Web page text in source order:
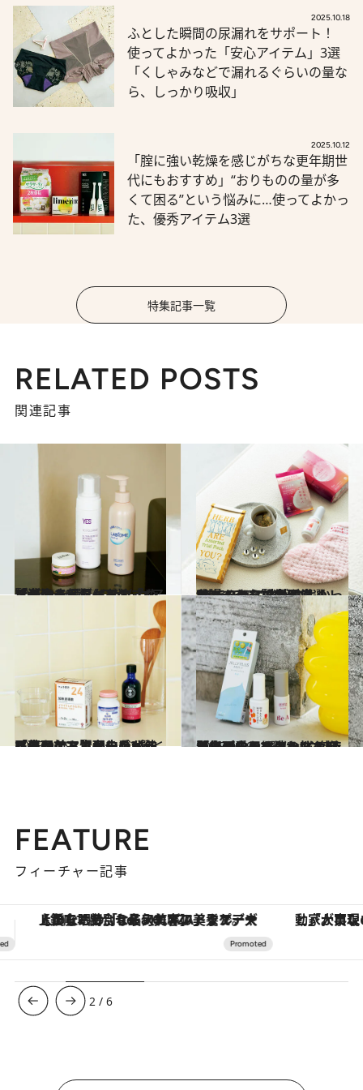
2025.10.18
ふとした瞬間の尿漏れをサポート！
使ってよかった「安心アイテム」3選
「くしゃみなどで漏れるぐらいの量な
ら、しっかり吸収」
2025.10.12
「腟に強い乾燥を感じがちな更年期世
代にもおすすめ」“おりものの量が多
くて困る”という悩みに…使ってよかっ
た、優秀アイテム3選
特集記事一覧
RELATED POSTS
関連記事
2025.9.26
デリケートゾーンの「ムズがゆさ」をケア！ 「洗浄＆保湿」おすすめアイテム3選《フェムケア賢者のベストバイ》
ビューティ＆ヘルス 2025.9.25
我慢できない生理痛・PMSのつらさが和らぐ…フェムケア賢者が厳選！ “使ってみて本当によかったアイテム”5選
ビューティ＆ヘルス
2025.9.19
「生理前・生理中のイライラをなんとかしたい」フェムケア賢者の手が伸びるベストアイテム3選＜医薬品・マッサージオイルほか…＞
ビューティ＆ヘルス 2025.9.19
「生理中の経血のにおいが気になる」フェムケア賢者が愛用するお悩み解消アイテム3選 “トイレ使用後のにおい消し”に使えるスプレーも
ビューティ＆ヘルス
FEATURE
フィーチャー記事
「大事なのは地域の意識を変えること」。ロレックス賞受賞の自然保護活動家が実現させたナイジェリアの自然環境の復活 【夏限定ディナーコース】旬を
3 /6